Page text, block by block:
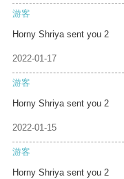
游客
Horny Shriya sent you 2
2022-01-17
游客
Horny Shriya sent you 2
2022-01-15
游客
Horny Shriya sent you 2